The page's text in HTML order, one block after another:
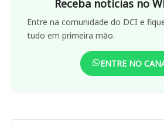
Receba notícias no
Entre na comunidade do DCI e
tudo em primeira mão.
ENTRE NO